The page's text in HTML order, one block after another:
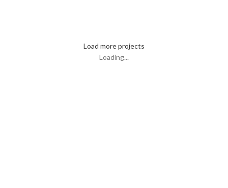
Load more projects
Loading...